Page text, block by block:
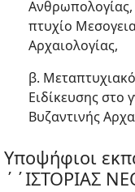
Ανθρωπολογίας,
πτυχίο
Αρχαιολογίας,
β.
Ειδίκευσης στο
Βυζαντινής
Υποψήφιοι
΄΄ΙΣΤΟΡΙΑΣ